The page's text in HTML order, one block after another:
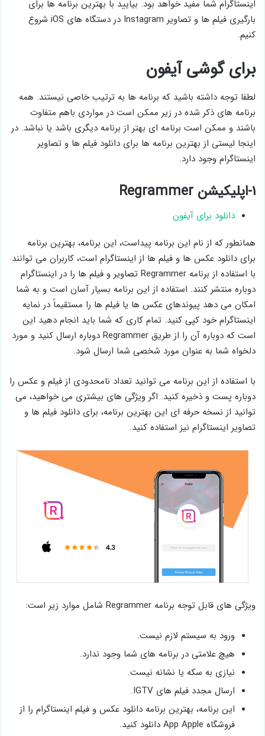
اینستاگرام شما مفید خواهد بود. بیایید با بهترین برنامه ها برای
بارگیری فیلم ها و تصاویر Instagram در دستگاه های iOS شروع
کنیم.
برای گوشی آیفون
لطفا توجه داشته باشید که برنامه ها به ترتیب خاصی نیستند. همه
برنامه های ذکر شده در زیر ممکن است در مواردی باهم متفاوت
باشند و ممکن است برنامه ای بهتر از برنامه دیگری باشد یا نباشد. در
اینجا لیستی از بهترین برنامه ها برای دانلود فیلم ها و تصاویر
اینستاگرام وجود دارد.
۱-اپلیکیشن Regrammer
دانلود برای آیفون
همانطور که از نام این برنامه پیداست، این برنامه، بهترین برنامه
برای دانلود عکس ها و فیلم ها از اینستاگرام است، کاربران می توانند
با استفاده از برنامه Regrammer تصاویر و فیلم ها را در اینستاگرام
دوباره منتشر کنند. استفاده از این برنامه بسیار آسان است و به شما
امکان می دهد پیوندهای عکس ها یا فیلم ها را مستقیماً در نمایه
اینستاگرام خود کپی کنید. تمام کاری که شما باید انجام دهید این
است که دوباره آن را از طریق Regrammer دوباره ارسال کنید و مورد
دلخواه شما به عنوان مورد شخصی شما ارسال شود.
با استفاده از این برنامه می توانید تعداد نامحدودی از فیلم و عکس را
دوباره پست و ذخیره کنید. اگر ویژگی های بیشتری می خواهید، می
توانید از نسخه حرفه ای این بهترین برنامه، برای دانلود فیلم ها و
تصاویر اینستاگرام نیز استفاده کنید.
ویژگی های قابل توجه برنامه Regrammer شامل موارد زیر است:
ورود به سیستم لازم نیست.
هیچ علامتی در برنامه های شما وجود ندارد.
نیازی به سکه یا نشانه نیست.
ارسال مجدد فیلم های IGTV.
این برنامه، بهترین برنامه دانلود عکس و فیلم اینستاگرام را از
فروشگاه App Apple دانلود کنید.